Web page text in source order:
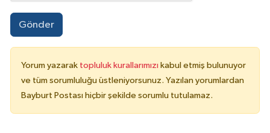
Gönder
Yorum yazarak topluluk kurallarımızı kabul etmiş bulunuyor
ve tüm sorumluluğu üstleniyorsunuz. Yazılan yorumlardan
Bayburt Postası hiçbir şekilde sorumlu tutulamaz.